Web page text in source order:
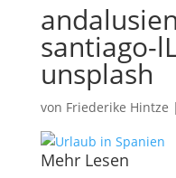
santiago-
unsplash
von Friederike Hintze |
Mehr Lesen